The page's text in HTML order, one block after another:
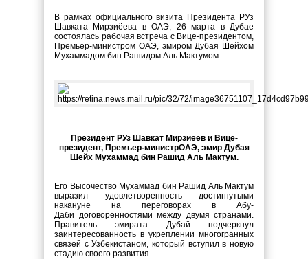
В рамках официального визита Президента РУз
Шавката Мирзиёева в ОАЭ, 26 марта в Дубае
состоялась рабочая встреча с Вице-президентом,
Премьер-министром ОАЭ, эмиром Дубая Шейхом
Мухаммадом бин Рашидом Аль Мактумом.
Президент РУз Шавкат Мирзиёев и Вице-
президент, Премьер-министрОАЭ, эмир Дубая
Шейх Мухаммад бин Рашид Аль Мактум.
Его Высочество Мухаммад бин Рашид Аль Мактум
выразил удовлетворенность достигнутыми
накануне на переговорах в Абу-
Даби договоренностями между двумя странами.
Правитель эмирата Дубай подчеркнул
заинтересованность в укреплении многогранных
связей сУзбекистаном, который вступил вновую
стадию своего развития.